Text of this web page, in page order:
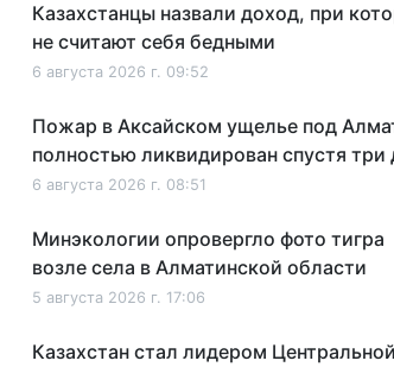
Казахстанцы назвали доход, при
не считают себя бедными
6 августа 2026 г. 09:52
Пожар в Аксайском ущелье под
полностью ликвидирован спустя три
6 августа 2026 г. 08:51
Минэкологии опровергло фото тигра
возле села в Алматинской области
5 августа 2026 г. 17:06
Казахстан стал лидером Центральной